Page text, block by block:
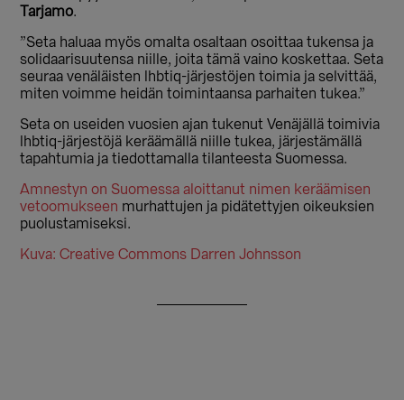
Tarjamo.
”Seta haluaa myös omalta osaltaan osoittaa tukensa ja
solidaarisuutensa niille, joita tämä vaino koskettaa. Seta
seuraa venäläisten lhbtiq-järjestöjen toimia ja selvittää,
miten voimme heidän toimintaansa parhaiten tukea.”
Seta on useiden vuosien ajan tukenut Venäjällä toimivia
lhbtiq-järjestöjä keräämällä niille tukea, järjestämällä
tapahtumia ja tiedottamalla tilanteesta Suomessa.
Amnestyn on Suomessa aloittanut nimen keräämisen
vetoomukseen murhattujen ja pidätettyjen oikeuksien
puolustamiseksi.
Kuva: Creative Commons Darren Johnsson